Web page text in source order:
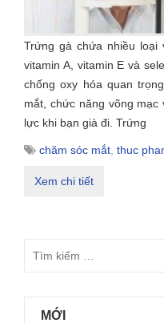
Trứng gà chứa nhiều loại
vitamin A, vitamin E và
chống oxy hóa quan
mắt, chức năng võng
lực khi bạn già đi. Trứng
chăm sóc mắt thuc
Xem chi tiết
MỚI